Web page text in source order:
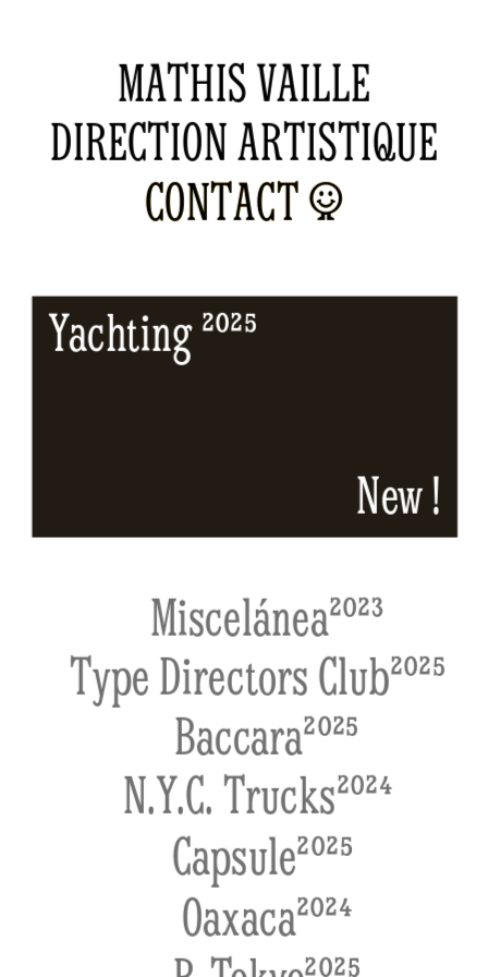
MATHIS VAILLE
DIRECTION ARTISTIQUE
CONTACT ☺
CONTACT ☺
Yachting ²⁰²⁵
New !
Miscelánea²⁰²³
   Type Directors Club²⁰²⁵
     Baccara²⁰²⁵
   N.Y.C. Trucks²⁰²⁴
    Capsule²⁰²⁵
     Oaxaca²⁰²⁴